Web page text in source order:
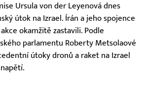
Ursula von der Leyenová dnes
útok na Izrael. Írán a jeho spojence
okamžitě zastavili. Podle
parlamentu Roberty Metsolaové
útoky dronů a raket na Izrael